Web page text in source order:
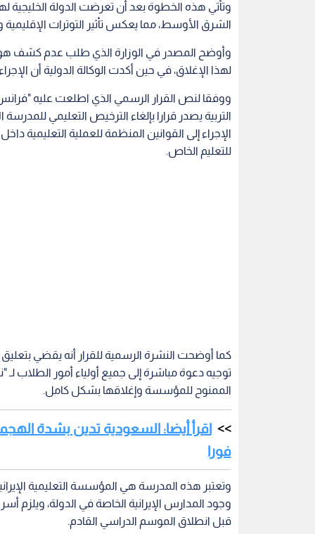
وتأتي هذه الخطوة بعد أن تعرضت الدولة
الشرق الأوسط، مما يعكس تأثير التوترات الإقليمية
وأوضح المصدر في الوزارة الذي طلب عدم كشف
لهذا الإغلاق، في حين أكدت الوكالة الدولية أن
ووفقا لنص القرار الرسمي الذي اطلعت عليه
التربية يصدر قرارا بإلغاء الترخيص التعليمي
الإجراء إلى القوانين المنظمة للعملية التعليمية
للتعليم الخاص.
توجيه دعوة مباشرة إلى جميع أولياء أمور الطلاب لـ
الممنوح للمؤسسة وإغلاقها بشكل كامل.
اقرأ أيضا: السعودية تدين بشدة
فورا
وتعتبر هذه المدرسة هي المؤسسة التعليمية
وجود المدارس الإيرانية الخاصة في الدولة، ويلزم
قبل انطلاق الموسم الدراسي القادم.